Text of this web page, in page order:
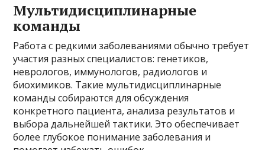
Мультидисциплинарные
команды
Работа с редкими заболеваниями обычно требует
участия разных специалистов: генетиков,
неврологов, иммунологов, радиологов и
биохимиков. Такие мультидисциплинарные
команды собираются для обсуждения
конкретного пациента, анализа результатов и
выбора дальнейшей тактики. Это обеспечивает
более глубокое понимание заболевания и